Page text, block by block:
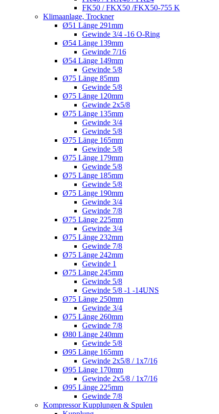
FK50 / FKX50 /FKX50-755 K
Klimaanlage, Trockner
Ø51 Länge 291mm
Gewinde 3/4 -16 O-Ring
Ø54 Länge 139mm
Gewinde 7/16
Ø54 Länge 149mm
Gewinde 5/8
Ø75 Länge 85mm
Gewinde 5/8
Ø75 Länge 120mm
Gewinde 2x5/8
Ø75 Länge 135mm
Gewinde 3/4
Gewinde 5/8
Ø75 Länge 165mm
Gewinde 5/8
Ø75 Länge 179mm
Gewinde 5/8
Ø75 Länge 185mm
Gewinde 5/8
Ø75 Länge 190mm
Gewinde 3/4
Gewinde 7/8
Ø75 Länge 225mm
Gewinde 3/4
Ø75 Länge 232mm
Gewinde 7/8
Ø75 Länge 242mm
Gewinde 1
Ø75 Länge 245mm
Gewinde 5/8
Gewinde 5/8 -1 -14UNS
Ø75 Länge 250mm
Gewinde 3/4
Ø75 Länge 260mm
Gewinde 7/8
Ø80 Länge 240mm
Gewinde 5/8
Ø95 Länge 165mm
Gewinde 2x5/8 / 1x7/16
Ø95 Länge 170mm
Gewinde 2x5/8 / 1x7/16
Ø95 Länge 225mm
Gewinde 7/8
Kompressor Kupplungen & Spulen